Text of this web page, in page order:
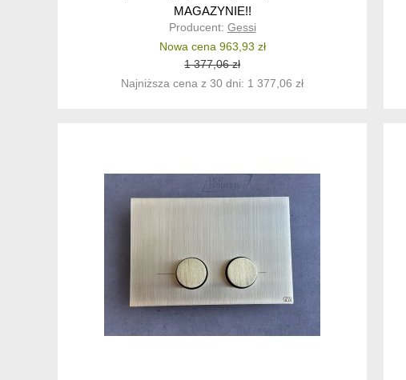
MAGAZYNIE!!
Producent: Gessi
Nowa cena 963,93 zł
1 377,06 zł
Najniższa cena z 30 dni: 1 377,06 zł